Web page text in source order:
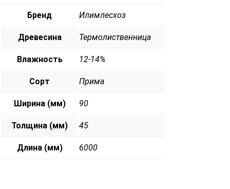
Бренд Илимлесхоз
Древесина Термолиственница
Влажность 12-14%
Сорт Прима
Ширина (мм) 90
Толщина (мм) 45
Длина (мм) 6000